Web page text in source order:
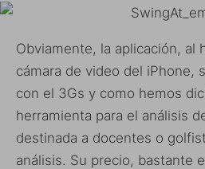
Obviamente, la aplicación, al
cámara de video del iPhone,
con el 3Gs y como hemos
herramienta para el análisis
destinada a docentes o
análisis. Su precio, bastante